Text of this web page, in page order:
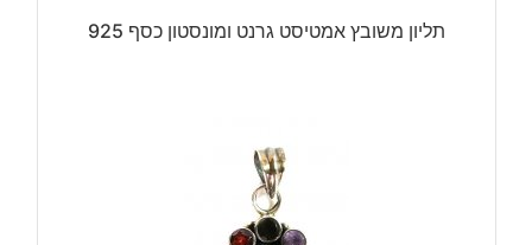
תליון משובץ אמטיסט גרנט ומונסטון כסף 925